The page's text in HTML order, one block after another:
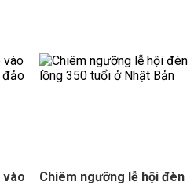
Chiêm ngưỡng lễ hội đèn